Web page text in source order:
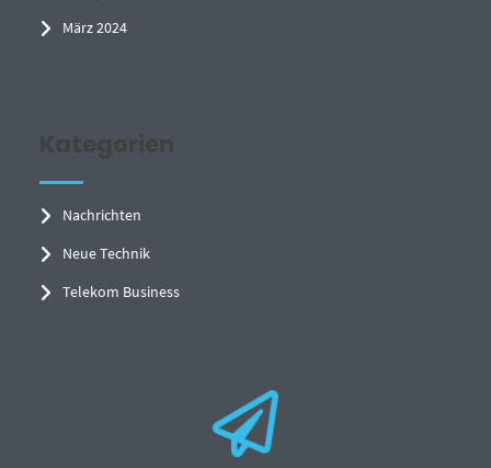
März 2024
Kategorien
Nachrichten
Neue Technik
Telekom Business